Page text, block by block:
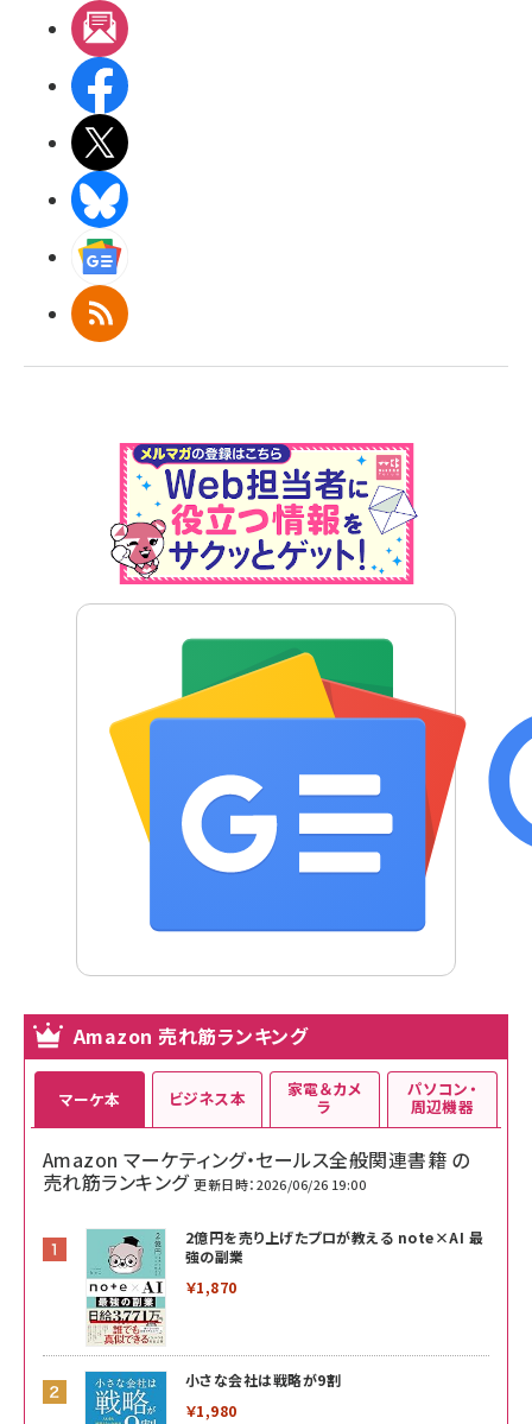
RSS
Amazon 売れ筋ランキング
マーケ本
Amazon マーケティング・セールス全般関連書籍 の
売れ筋ランキング 更新日時：2026/06/26 19:00
2億円を売り上げたプロが教える note×AI 最
強の副業
￥1,870
小さな会社は戦略が9割
￥1,980
ビジネス本 家電＆カメ
ラ
パソコン・
周辺機器